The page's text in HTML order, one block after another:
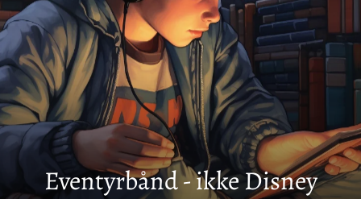
Eventyrbånd - ikke Disney